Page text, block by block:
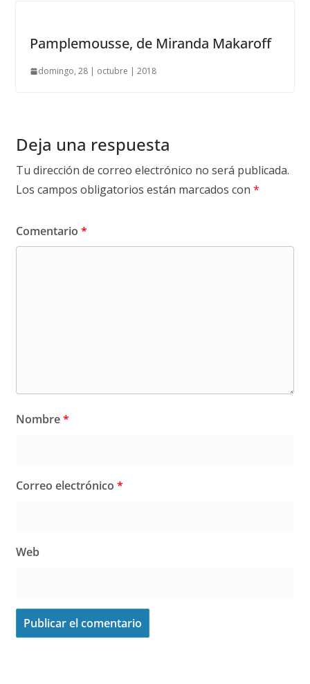
Pamplemousse, de Miranda Makaroff
domingo, 28 | octubre | 2018
Deja una respuesta
Tu dirección de correo electrónico no será publicada.
Los campos obligatorios están marcados con *
Comentario *
Nombre*
Correo electrónico *
Web